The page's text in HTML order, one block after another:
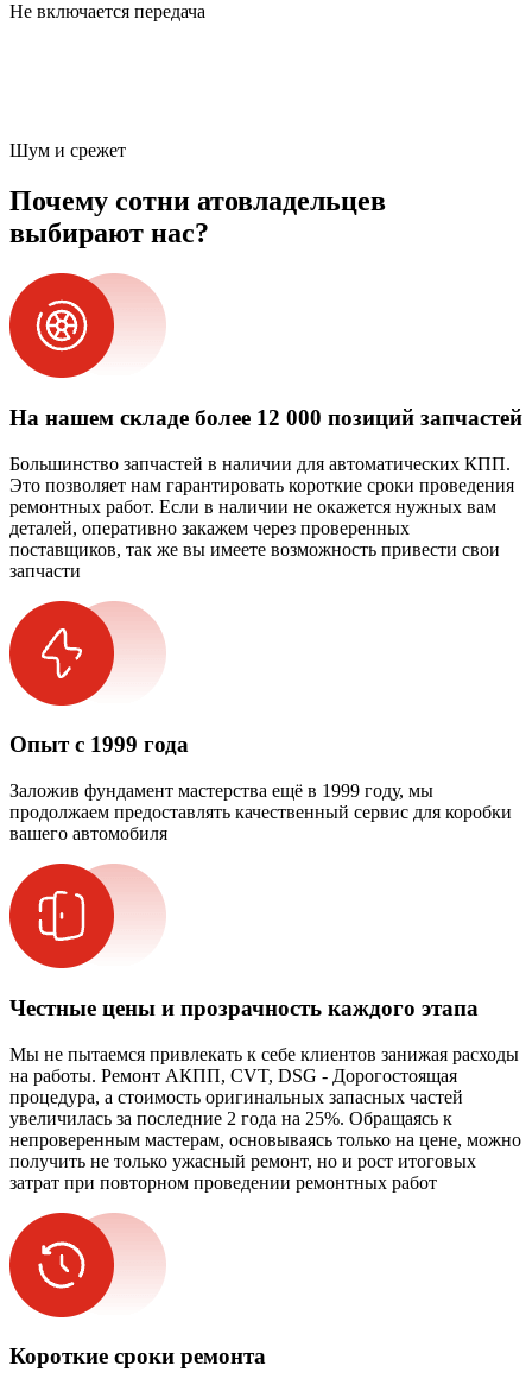
Не включается передача
Шум и срежет
Почему сотни атовладельцев
выбирают нас?
На нашем складе более 12 000 позиций запчастей
Большинство запчастей в наличии для автоматических КПП.
Это позволяет нам гарантировать короткие сроки проведения
ремонтных работ. Если в наличии не окажется нужных вам
деталей, оперативно закажем через проверенных
поставщиков, так же вы имеете возможность привести свои
запчасти
Опыт с 1999 года
Заложив фундамент мастерства ещё в 1999 году, мы
продолжаем предоставлять качественный сервис для коробки
вашего автомобиля
Честные цены и прозрачность каждого этапа
Мы не пытаемся привлекать к себе клиентов занижая расходы
на работы. Ремонт АКПП, CVT, DSG - Дорогостоящая
процедура, а стоимость оригинальных запасных частей
увеличилась за последние 2 года на 25%. Обращаясь к
непроверенным мастерам, основываясь только на цене, можно
получить не только ужасный ремонт, но и рост итоговых
затрат при повторном проведении ремонтных работ
Короткие сроки ремонта